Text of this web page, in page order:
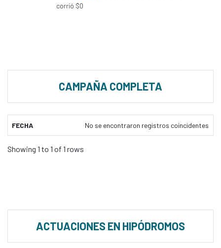
corrió $0
CAMPAÑA COMPLETA
FECHA No se encontraron registros coincidentes
Showing 1 to 1 of 1 rows
ACTUACIONES EN HIPÓDROMOS